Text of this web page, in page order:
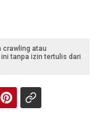
crawling atau
tanpa izin tertulis dari